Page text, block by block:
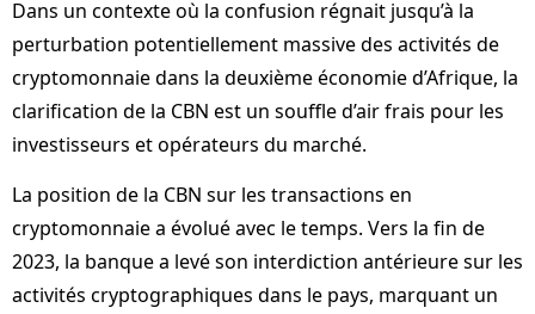
Dans un contexte où la confusion régnait jusqu’à la
perturbation potentiellement massive des activités de
cryptomonnaie dans la deuxième économie d’Afrique, la
clarification de la CBN est un souffle d’air frais pour les
investisseurs et opérateurs du marché.
La position de la CBN sur les transactions en
cryptomonnaie a évolué avec le temps. Vers la fin de
2023, la banque a levé son interdiction antérieure sur les
activités cryptographiques dans le pays, marquant un